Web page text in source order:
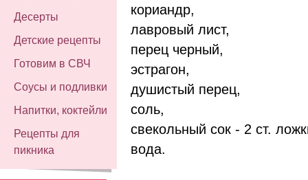
Десерты
Детские рецепты
Готовим в СВЧ
Соусы и подливки
Напитки, коктейли
Рецепты для
пикника
кориандр,
лавровый лист,
перец черный,
эстрагон,
душистый перец,
соль,
свекольный сок - 2 ст.
вода.